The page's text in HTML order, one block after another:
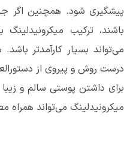
پیشگیری شود. همچنین اگر
باشند، ترکیب
می‌تواند بسیار کارآمدتر
درست روش و پیروی از
برای داشتن پوستی سالم و
میکرونیدلینگ می‌تواند همراه